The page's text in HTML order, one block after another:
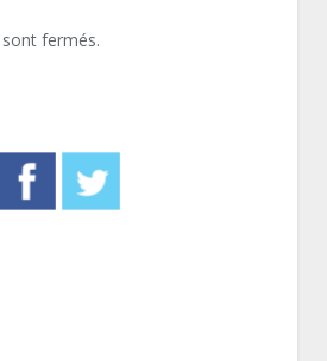
fermés.